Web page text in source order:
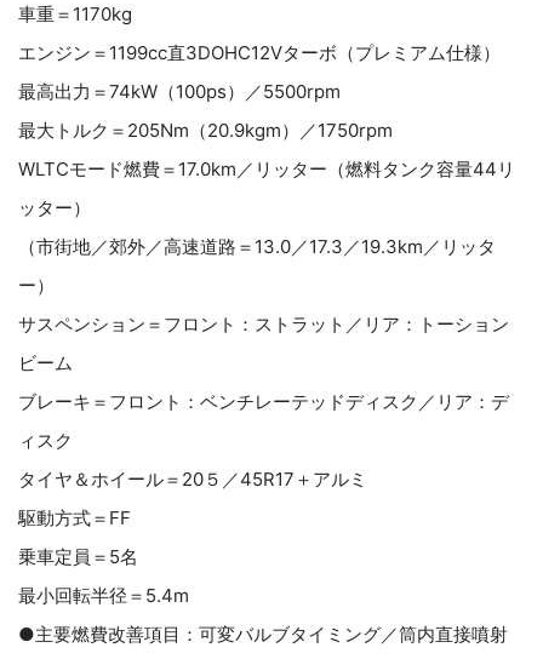
車重＝1170kg
エンジン＝1199cc直3DOHC12Vターボ（プレミアム仕様）
最高出力＝74kW（100ps）／5500rpm
最大トルク＝205Nm（20.9kgm）／1750rpm
WLTCモード燃費＝17.0km／リッター（燃料タンク容量44リ
ッター）
（市街地／郊外／高速道路＝13.0／17.3／19.3km／リッタ
ー）
サスペンション＝フロント：ストラット／リア：トーション
ビーム
ブレーキ＝フロント：ベンチレーテッドディスク／リア：デ
ィスク
タイヤ＆ホイール＝20５／45R17＋アルミ
駆動方式＝FF
乗車定員＝5名
最小回転半径＝5.4m
●主要燃費改善項目：可変バルブタイミング／筒内直接噴射